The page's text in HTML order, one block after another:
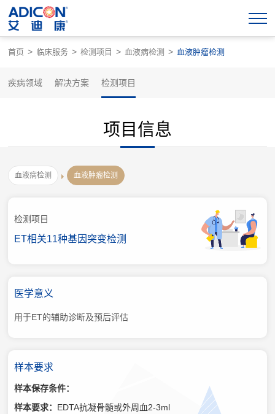
首页 > 临床服务 > 检测项目 > 血液病检测 > 血液肿瘤检测
疾病领域 解决方案 检测项目
项目信息
血液病检测 血液肿瘤检测
检测项目
ET相关11种基因突变检测
医学意义
用于ET的辅助诊断及预后评估
样本要求
样本保存条件：
样本要求： EDTA抗凝骨髓或外周血2-3ml